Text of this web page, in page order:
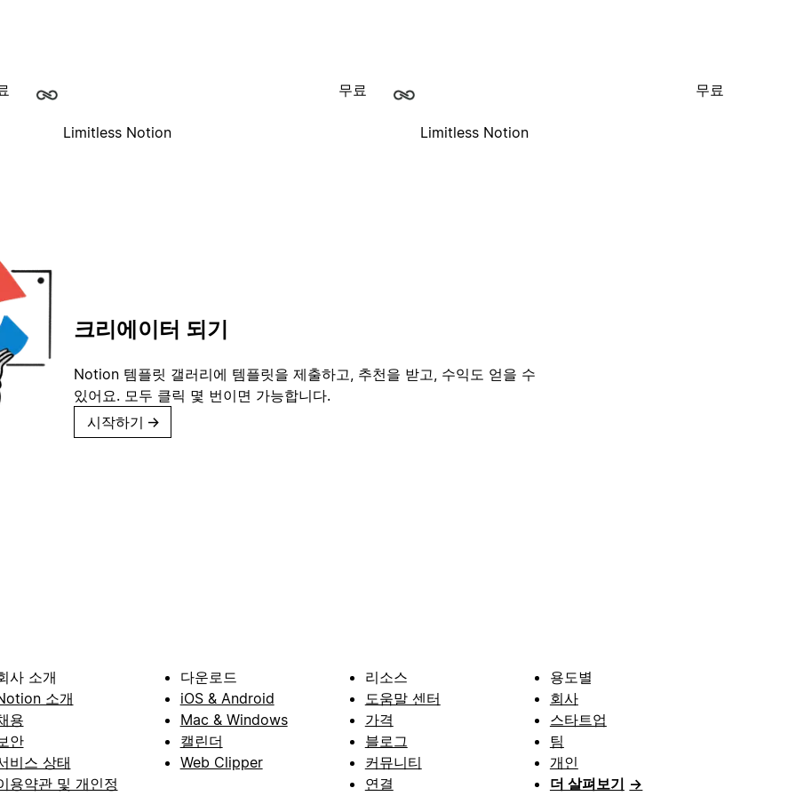
Limitless Notion
무료
Limitless Notion
무료
크리에이터 되기
Notion 템플릿 갤러리에 템플릿을 제출하고, 추천을 받고, 수익도 얻을 수
있어요. 모두 클릭 몇 번이면 가능합니다.
시작하기 →
사 소개
소개
용
안
비스 상태
용약관 및 개인정
다운로드
iOS & Android
Mac & Windows
캘린더
Web Clipper
리소스
도움말 센터
가격
블로그
커뮤니티
연결
용도별
회사
스타트업
팀
개인
더 살펴보기 →